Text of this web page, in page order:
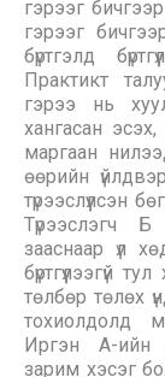
гэрээг
гэрээг
бүртгэлд
Практикт
гэрээ нь
хангасан
маргаан
өөрийн
түрээслүүлсэн
Түрээслэгч
зааснаар үл
бүртгүүлээгүй
төлбөр төлөх
тохиолдолд
Иргэн А-ийн
зарим хэсэг